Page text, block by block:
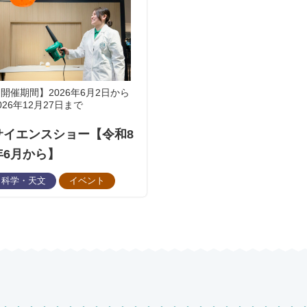
催期間】2026年6月2日から
年12月27日まで
イエンスショー【令和8
月から】
科学・天文 イベント